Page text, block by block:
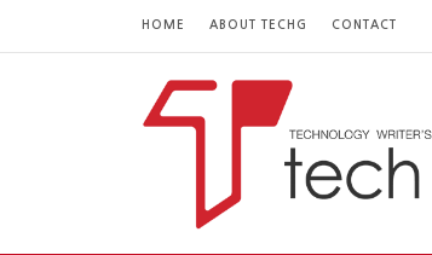
HOME ABOUT TECHG CONTACT